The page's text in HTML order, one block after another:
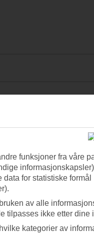
funksjoner fra våre
for statistiske
av alle
tilpasses ikke etter dine
kategorier av